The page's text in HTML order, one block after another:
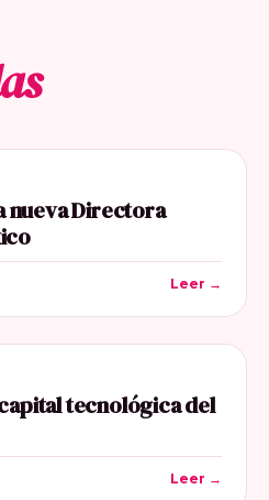
nueva Directora
Leer →
tecnológica del
Leer →